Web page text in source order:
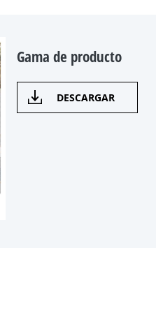
Gama de producto
DESCARGAR